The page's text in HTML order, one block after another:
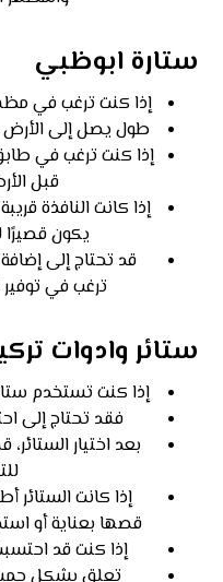
ستارة ابوظبي
إذا كنت ترغب في
طول يصل إلى الأرض
إذا كنت ترغب في
قبل
إذا كانت النافذة
يكون
قد تحتاج إلى
ترغب في
ستائر وادوات
إذا كنت تستخدم
فقد تحتاج إلى
بعد اختيار
إذا كانت الستائر
قصها بعناية أو
إذا كنت قد